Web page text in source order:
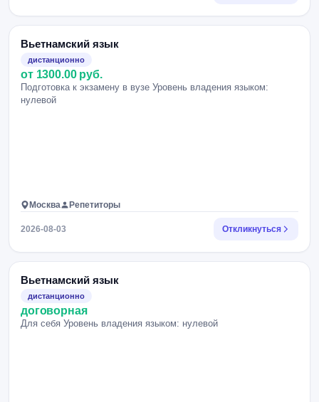
Вьетнамский язык
дистанционно
от 1300.00 руб.
Подготовка к экзамену в вузе Уровень владения языком:
нулевой
Москва Репетиторы
2026-08-03 Откликнуться
Вьетнамский язык
дистанционно
договорная
Для себя Уровень владения языком: нулевой